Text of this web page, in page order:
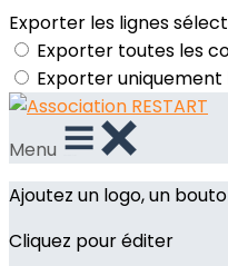
Exporter les lignes
Exporter toutes les
Exporter
Menu
Ajoutez un logo, un
Cliquez pour éditer